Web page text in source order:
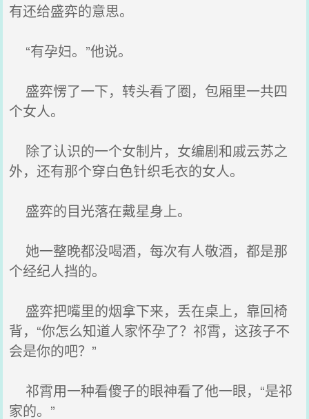
有还给盛弈的意思。
“有孕妇。”他说。
盛弈愣了一下，转头看了圈，包厢里一共四
个女人。
除了认识的一个女制片，女编剧和戚云苏之
外，还有那个穿白色针织毛衣的女人。
盛弈的目光落在戴星身上。
她一整晚都没喝酒，每次有人敬酒，都是那
个经纪人挡的。
盛弈把嘴里的烟拿下来，丢在桌上，靠回椅
背，“你怎么知道人家怀孕了？祁霄，这孩子不
会是你的吧？”
祁霄用一种看傻子的眼神看了他一眼，“是祁
家的。”